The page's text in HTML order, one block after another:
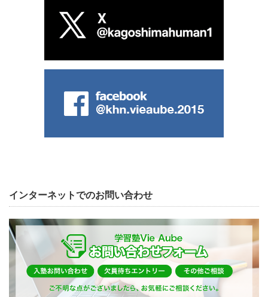
インターネットでのお問い合わせ